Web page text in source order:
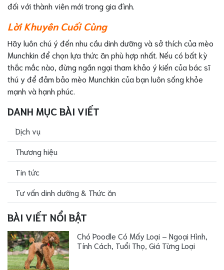
đối với thành viên mới trong gia đình.
Lời Khuyên Cuối Cùng
Hãy luôn chú ý đến nhu cầu dinh dưỡng và sở thích của mèo
Munchkin để chọn lựa thức ăn phù hợp nhất. Nếu có bất kỳ
thắc mắc nào, đừng ngần ngại tham khảo ý kiến của bác sĩ
thú y để đảm bảo mèo Munchkin của bạn luôn sống khỏe
mạnh và hạnh phúc.
DANH MỤC BÀI VIẾT
Dịch vụ
Thương hiệu
Tin tức
Tư vấn dinh dưỡng & Thức ăn
BÀI VIẾT NỔI BẬT
Chó Poodle Có Mấy Loại – Ngoại Hình,
Tính Cách, Tuổi Thọ, Giá Từng Loại